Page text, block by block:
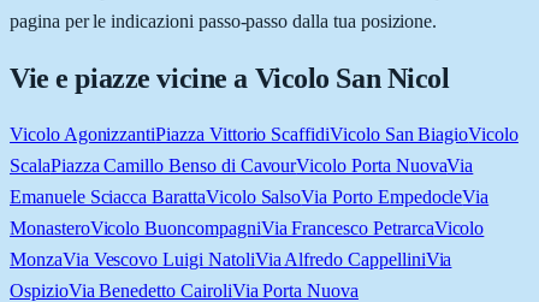
pagina per le indicazioni passo-passo dalla tua posizione.
Vie e piazze vicine a Vicolo San Nicol
Vicolo AgonizzantiPiazza Vittorio ScaffidiVicolo San BiagioVicolo
ScalaPiazza Camillo Benso di CavourVicolo Porta NuovaVia
Emanuele Sciacca BarattaVicolo SalsoVia Porto EmpedocleVia
MonasteroVicolo BuoncompagniVia Francesco PetrarcaVicolo
MonzaVia Vescovo Luigi NatoliVia Alfredo CappelliniVia
OspizioVia Benedetto CairoliVia Porta Nuova